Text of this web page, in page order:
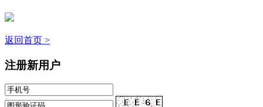
返回首页 >
注册新用户